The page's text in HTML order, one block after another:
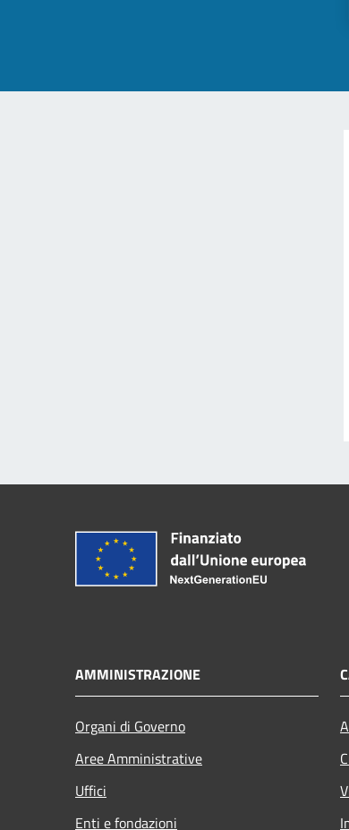
AMMINISTRAZIONE
Organi di Governo
Aree Amministrative
Uffici
Enti e fondazioni